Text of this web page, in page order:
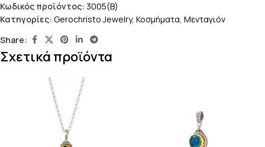
Κωδικός προϊόντος: 3005(B)
Κατηγορίες: Gerochristo Jewelry, Κοσμήματα, Μενταγιόν
Share:
Σχετικά προϊόντα